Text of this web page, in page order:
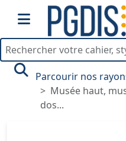
Parcourir nos
Musée haut,
dos...